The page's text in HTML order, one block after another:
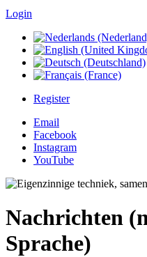
Login
Register
Email
Facebook
Instagram
YouTube
Nachrichten
Sprache)